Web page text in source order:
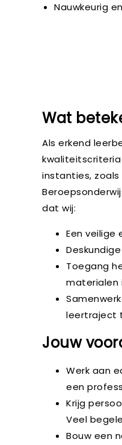
Nauwkeurig
Wat
Als erkend
instanties, zoals
dat wij:
Een veilige
Toegang
materialen
leertraject
Jouw
Werk aan
een
Krijg
Veel
Bouw een